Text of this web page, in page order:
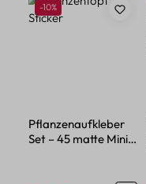
Rabatt
-10%
Pflanzenaufkleber
Set – 45 matte Mini-